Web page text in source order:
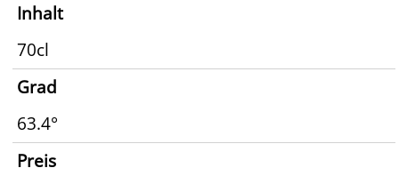
Inhalt
70cl
Grad
63.4°
Preis